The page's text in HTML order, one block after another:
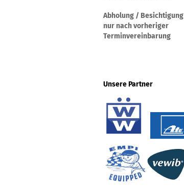
Abholung / Besichtigung
nur nach vorheriger
Terminvereinbarung
Unsere Partner